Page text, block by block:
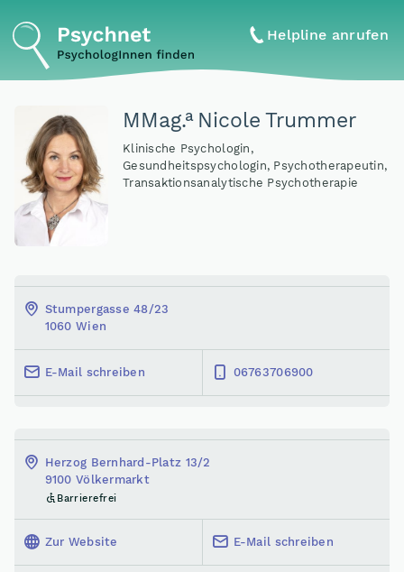
Helpline anrufen
MMag.aNicole Trummer
Klinische Psychologin,
Gesundheitspsychologin, Psychotherapeutin,
Transaktionsanalytische Psychotherapie
Stumpergasse 48/23
1060 Wien
E-Mail schreiben 06763706900
Herzog Bernhard-Platz 13/2
9100 Völkermarkt
Barrierefrei
Zur Website E-Mail schreiben